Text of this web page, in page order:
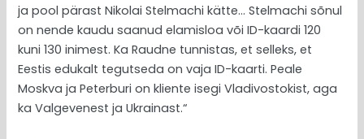
ja pool pärast Nikolai Stelmachi kätte… Stelmachi sõnul
on nende kaudu saanud elamisloa või ID-kaardi 120
kuni 130 inimest. Ka Raudne tunnistas, et selleks, et
Eestis edukalt tegutseda on vaja ID-kaarti. Peale
Moskva ja Peterburi on kliente isegi Vladivostokist, aga
ka Valgevenest ja Ukrainast.“